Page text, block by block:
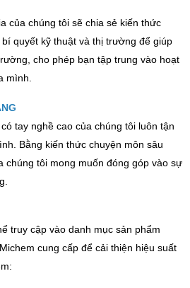
của chúng tôi sẽ chia sẻ kiến ​​thức
quyết kỹ thuật và thị trường để giúp
cho phép bạn tập trung vào hoạt
mình.
tay nghề cao của chúng tôi luôn tận
Bằng kiến thức chuyện môn sâu
chúng tôi mong muốn đóng góp vào sự
truy cập vào danh mục sản phẩm
cung cấp để cải thiện hiệu suất